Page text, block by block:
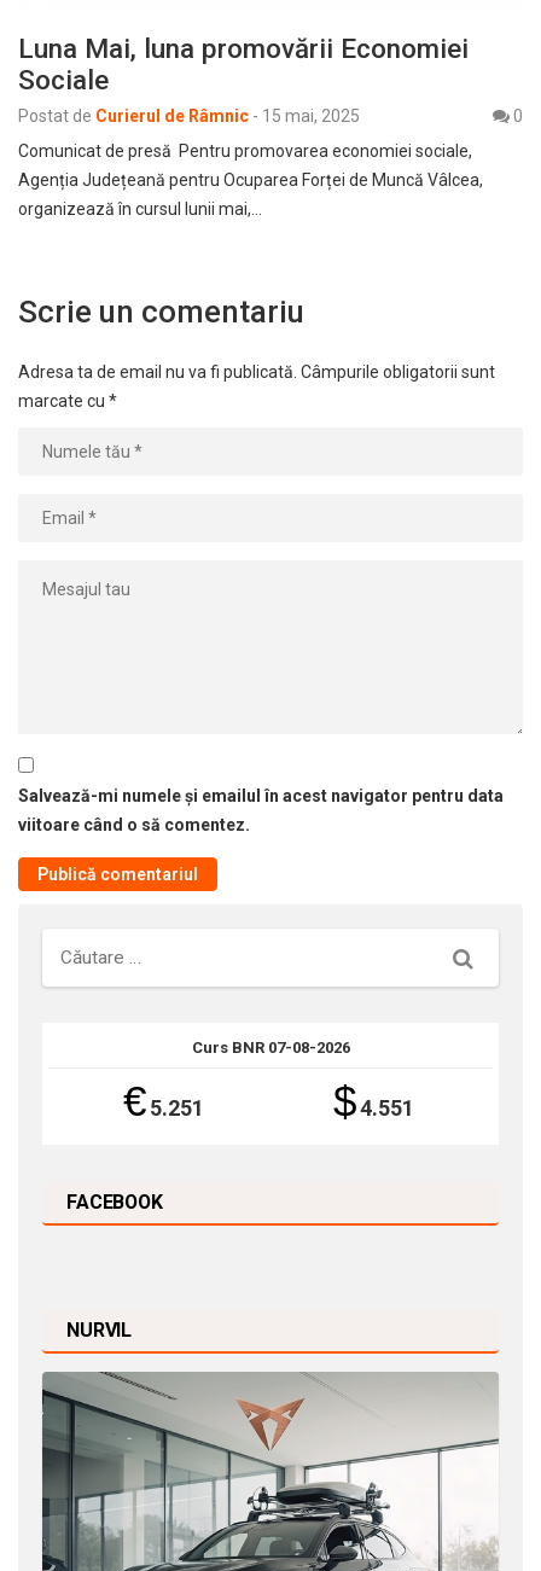
Luna Mai, luna promovării Economiei
Sociale
Postat de Curierul de Râmnic - 15 mai, 2025
0
Comunicat de presă Pentru promovarea economiei sociale,
Agenția Județeană pentru Ocuparea Forței de Muncă Vâlcea,
organizează în cursul lunii mai,…
Scrie un comentariu
Adresa ta de email nu va fi publicată. Câmpurile obligatorii sunt
marcate cu *
Salvează-mi numele și emailul în acest navigator pentru data
viitoare când o să comentez.
Căutare
Curs BNR 07-08-2026
€5.251 $4.551
FACEBOOK
NURVIL